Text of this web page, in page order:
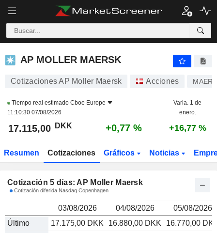
AP MOLLER MAERSK 17.115,00
AP MOLLER MAERSK
Cotizaciones AP Moller Maersk Acciones
Tiempo real estimado Cboe Europe
11:10:30 07/08/2026
Varia. 1 de
enero.
17.115,00 DKK +0,77 % +16,77 %
Resumen Cotizaciones Gráficos Noticias
Cotización 5 días: AP Moller Maersk
Cotización diferida Nasdaq Copenhagen
03/08/2026 04/08/2026
05/08/2026
Último
17.175,00 DKK 16.880,00 DKK
16.770,00